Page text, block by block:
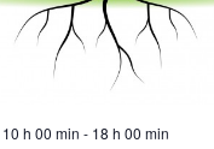
h 00 min - 18 h 00 min